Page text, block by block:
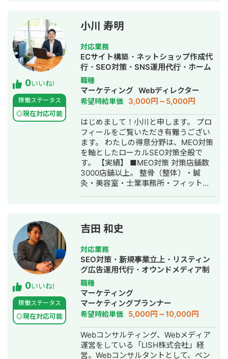
0いいね!
稼働ステータス
◎現在対応可能
小川 寿明
対応業務
ECサイト構築・ネットショップ作成代
行・SEO対策・SNS運用代行・ホーム
ページ制作・作成
職種
マーケティング Webディレクター
希望時給単価 3,000円～5,000円
はじめまして！小川と申します。 プロ
フィールをご覧いただき有難うござい
ます。 わたしの得意分野は、MEO対策
を軸としたローカルSEO対策全般で
す。 【実績】 ■MEO対策 対策店舗数
3000店舗以上。 整骨（整体）・鍼
灸・美容室・士業事務所・フィットネ
展開されている企業様の実績も多数ご
ざいます。 【特徴・強み】 ■成果実
績：対策後、IMPが伸びなかった店舗
様は1店舗もございません。※IMPの数
値＝売上直結ではございませんが、ほ
とんどのcaseで全ての販促施策に好影
響が出る結果に繋がっております。
■Google利用規約を遵守すること。い
ままでのMEO業界は、強引な営業手法
などにより、クライアント側の印象が
大変悪く、実際にもGoogle規約違反ス
レスレ、もしくは明確に違反を認識し
た状態での急場しのぎの対策が横行し
ております。弊社は大型クライアント
0いいね!
稼働ステータス
◎現在対応可能
吉田 和史
対応業務
SEO対策・新規事業立上・リスティン
グ広告運用代行・オウンドメディア制
作・構築・運用代行
職種
マーケティング
マーケティングプランナー
希望時給単価 5,000円～10,000円
Webコンサルティング、Webメディア
運営をしている「LISH株式会社」経
営。Webコンサルタントとして、ベン